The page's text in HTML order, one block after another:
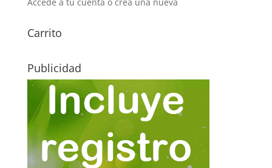
Carrito
Publicidad